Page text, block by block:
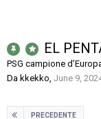
EL
PSG campione
Da kkekko, June 9,
PRECEDENTE